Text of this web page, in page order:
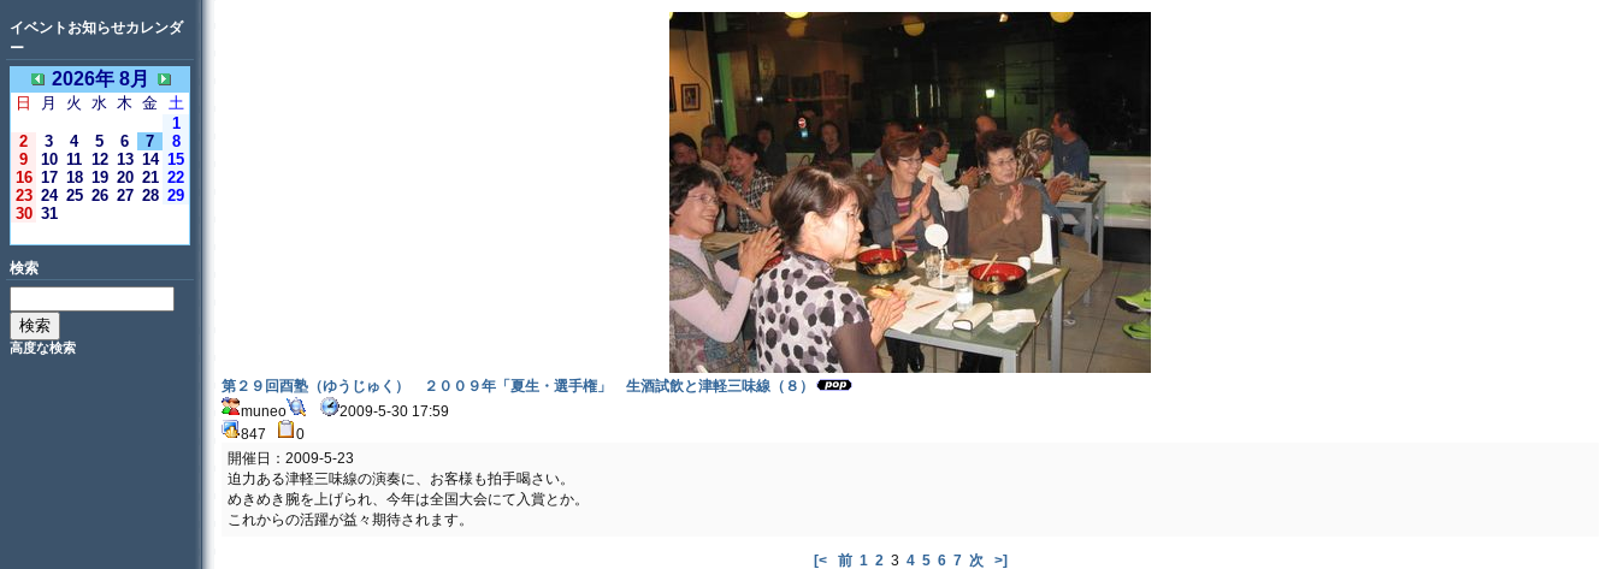
イベントお知らせカレンダ
ー
2026年 8月
日 月 火 水 木 金 土
1
2
3 4 5 6 7
8
9
10 11 12 13 14 15
16 17 18 19 20 21 22
23 24 25 26 27 28 29
30 31
検索
高度な検索
第２９回酉塾（ゆうじゅく） ２００９年「夏生・選手権」 生酒試飲と津軽三味線（８）
muneo
2009-5-30 17:59
847
0
開催日：2009-5-23
迫力ある津軽三味線の演奏に、お客様も拍手喝さい。
めきめき腕を上げられ、今年は全国大会にて入賞とか。
これからの活躍が益々期待されます。
[< 前 1 23 4 5 6 7 次 >]